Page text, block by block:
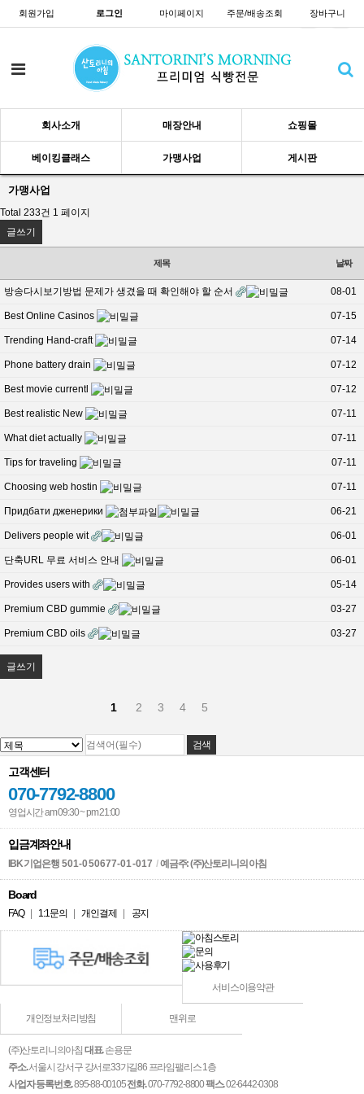
회원가입 로그인 마이페이지 주문/배송조회 장바구니
회사소개 매장안내 쇼핑몰
베이킹클래스 가맹사업 게시판
가맹사업
Total 233건 1 페이지
글쓰기
제목 날짜
방송다시보기방법 문제가 생겼을 때 확인해야 할 순서 08-01
Best Online Casinos 07-15
Trending Hand-craft 07-14
Phone battery drain 07-12
Best movie currentl 07-12
Best realistic New 07-11
What diet actually 07-11
Tips for traveling 07-11
Choosing web hostin 07-11
Придбати дженерики 06-21
Delivers people wit 06-01
단축URL 무료 서비스 안내 06-01
Provides users with 05-14
Premium CBD gummie 03-27
Premium CBD oils 03-27
글쓰기
1 2 3 4 5
고객센터
070-7792-8800
영업시간 am 09:30 ~ pm 21:00
입금계좌안내
IBK 기업은행 501-050677-01-017 /예금주: (주)산토리니의 아침
Board
FAQ| 1:1문의 |개인결제 공지
서비스이용약관
개인정보처리방침 맨위로
(주)산토리니의아침 대표.손용문
주소.서울시 강서구 강서로33가길86 프라임팰리스 1층
사업자 등록번호.895-88-00105전화.070-7792-8800팩스.02-6442-0308